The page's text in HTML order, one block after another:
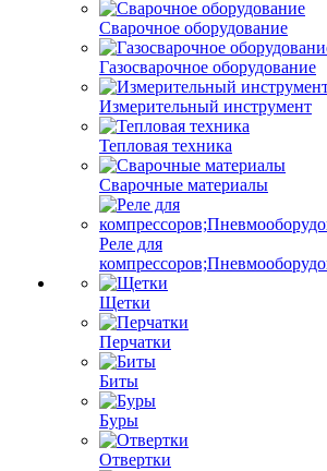
Сварочное оборудование
Газосварочное оборудование
Измерительный инструмент
Тепловая техника
Сварочные материалы
Реле для
Щетки
Перчатки
Биты
Буры
Отвертки